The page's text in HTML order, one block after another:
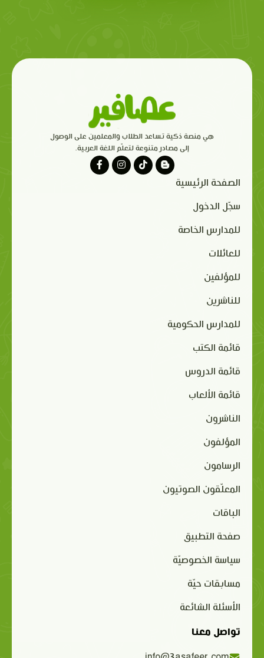
هي منصة ذكية تساعد الطلاب والمعلمين على الوصول
إلى مصادر متنوعة لتعلّم اللغة العربية.
الصفحة الرئيسية
سجّل الدخول
للمدارس الخاصة
للعائلات
للمؤلفين
للناشرين
للمدارس الحكومية
قائمة الكتب
قائمة الدروس
قائمة الألعاب
الناشرون
المؤلفون
الرسامون
المعلّقون الصوتيون
الباقات
صفحة التطبيق
سياسة الخصوصيّة
مسابقات حيّة
الأسئلة الشائعة
تواصل معنا